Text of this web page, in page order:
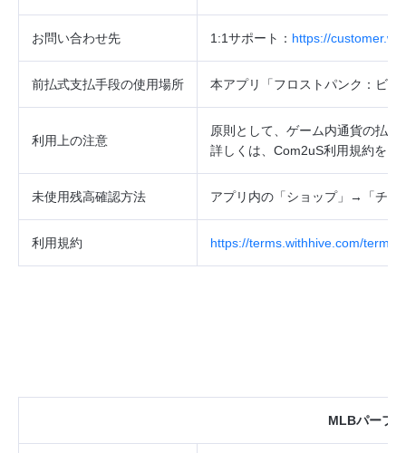
お問い合わせ先 1:1サポート： https://
前払式支払手段の使用場所 本アプリ「フロストパンク：ビ
利用上の注意
原則として、ゲーム内通貨の払
詳しくは、Com2uS利用規約をご
未使用残高確認方法 アプリ内の「ショップ」→「チ
利用規約 https://terms.withhive.com/terms/
MLBパーフ